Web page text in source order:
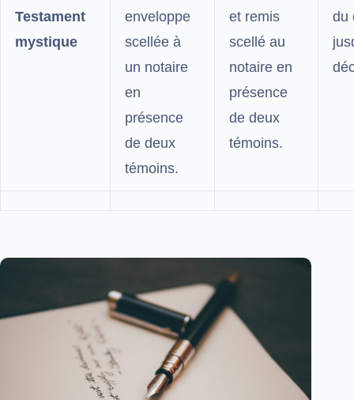
Testament
mystique
enveloppe
scellée à
un notaire
en
présence
de deux
témoins.
et remis
scellé au
notaire en
présence
de deux
témoins.
du